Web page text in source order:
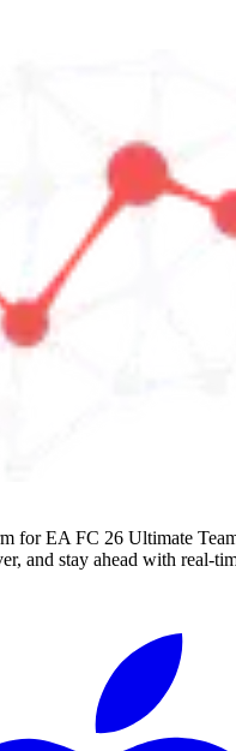
for EA FC 26 Ultimate
and stay ahead with real-